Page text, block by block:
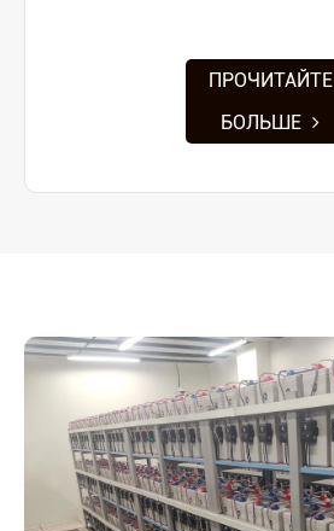
ПРОЧИТАЙТЕ
БОЛЬШЕ